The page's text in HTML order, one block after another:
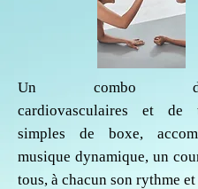
Un combo
cardiovasculaires et de
simples de boxe,
musique dynamique, un
tous, à chacun son rythme